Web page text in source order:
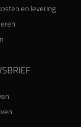
en levering